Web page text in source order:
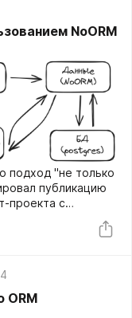
NoORM
подход "не только
публикацию
проекта с
об
ORM